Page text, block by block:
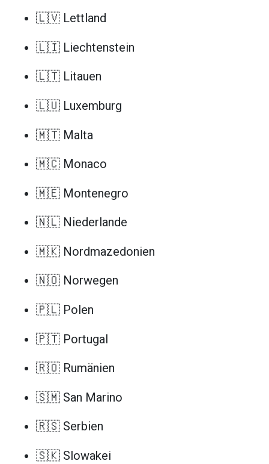
🇱🇻 Lettland
🇱🇮 Liechtenstein
🇱🇹 Litauen
🇱🇺 Luxemburg
🇲🇹 Malta
🇲🇨 Monaco
🇲🇪 Montenegro
🇳🇱 Niederlande
🇲🇰 Nordmazedonien
🇳🇴 Norwegen
🇵🇱 Polen
🇵🇹 Portugal
🇷🇴 Rumänien
🇸🇲 San Marino
🇷🇸 Serbien
🇸🇰 Slowakei